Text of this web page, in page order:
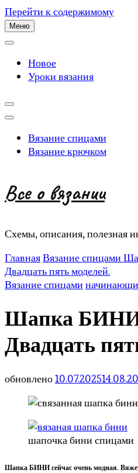
Перейти к содержимому
Меню
Новое
Уроки вязания
Вязание спицами
Вязание крючком
Все о вязании
Схемы, описания, полезная
ГлавнаяВязание спицами
Двадцать пять моделей.
Вязание спицами
Шапка БИНИ
Двадцать
обновлено10.07.2025
шапочка бини спицами
Шапка БИНИ сейчас очень модная.